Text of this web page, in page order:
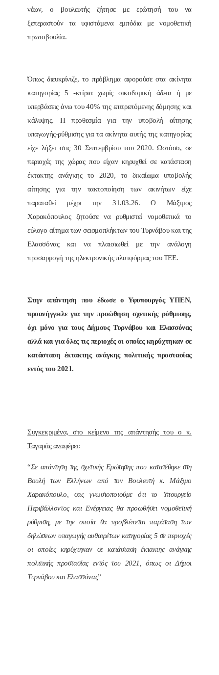
νέων, ο βουλευτής ζήτησε με ερώτησή του να
ξεπεραστούν τα υφιστάμενα εμπόδια με νομοθετική
πρωτοβουλία.
Όπως διευκρίνιζε, το πρόβλημα αφορούσε στα ακίνητα
κατηγορίας 5 -κτίρια χωρίς οικοδομική άδεια ή με
υπερβάσεις άνω του 40% της επιτρεπόμενης δόμησης και
κάλυψης. Η προθεσμία για την υποβολή αίτησης
υπαγωγής-ρύθμισης για τα ακίνητα αυτής της κατηγορίας
είχε λήξει στις 30 Σεπτεμβρίου του 2020. Ωστόσο, σε
περιοχές της χώρας που είχαν κηρυχθεί σε κατάσταση
έκτακτης ανάγκης το 2020, το δικαίωμα υποβολής
αίτησης για την τακτοποίηση των ακινήτων είχε
παραταθεί μέχρι την 31.03.26. Ο Μάξιμος
Χαρακόπουλος ζητούσε να ρυθμιστεί νομοθετικά το
εύλογο αίτημα των σεισμοπλήκτων του Τυρνάβου και της
Ελασσόνας και να πλαισιωθεί με την ανάλογη
προσαρμογή της ηλεκτρονικής πλατφόρμας του ΤΕΕ.
Στην απάντηση που έδωσε ο Υφυπουργός ΥΠΕΝ,
προανήγγειλε για την προώθηση σχετικής ρύθμισης,
όχι μόνο για τους Δήμους Τυρνάβου και Ελασσόνας
αλλά και για όλες τις περιοχές οι οποίες κηρύχτηκαν σε
κατάσταση έκτακτης ανάγκης πολιτικής προστασίας
εντός του 2021.
Συγκεκριμένα, στο κείμενο της απάντησής του ο κ.
Ταγαράς αναφέρει:
“Σε απάντηση της σχετικής Ερώτησης που κατατέθηκε στη
Βουλή των Ελλήνων από τον Βουλευτή κ. Μάξιμο
Χαρακόπουλο, σας γνωστοποιούμε ότι το Υπουργείο
Περιβάλλοντος και Ενέργειας θα προωθήσει νομοθετική
ρύθμιση, με την οποία θα προβλέπεται παράταση των
δηλώσεων υπαγωγής αυθαιρέτων κατηγορίας 5 σε περιοχές
οι οποίες κηρύχτηκαν σε κατάσταση έκτακτης ανάγκης
πολιτικής προστασίας εντός του 2021, όπως οι Δήμοι
Τυρνάβου και Ελασσόνας”